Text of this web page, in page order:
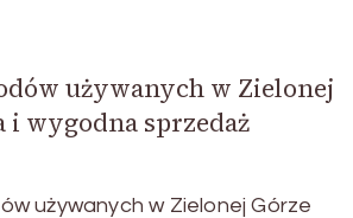
używanych w Zielonej
i wygodna sprzedaż
używanych w Zielonej Górze